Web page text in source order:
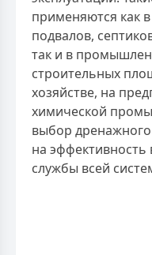
применяются как
подвалов,
так и в
строительных
хозяйстве, на
химической
выбор
на эффективность
службы всей